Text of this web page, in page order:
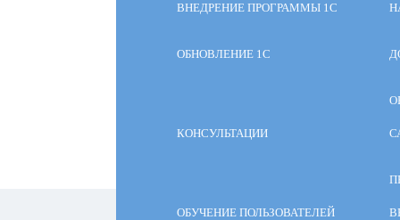
ВНЕДРЕНИЕ ПРОГРАММЫ 1С
ОБНОВЛЕНИЕ 1С
КОНСУЛЬТАЦИИ
ОБУЧЕНИЕ ПОЛЬЗОВАТЕЛЕЙ